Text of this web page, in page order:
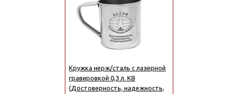
Кружка нерж/сталь с лазерной
гравировкой 0,3 л. КВ
(Достоверность, надежность,